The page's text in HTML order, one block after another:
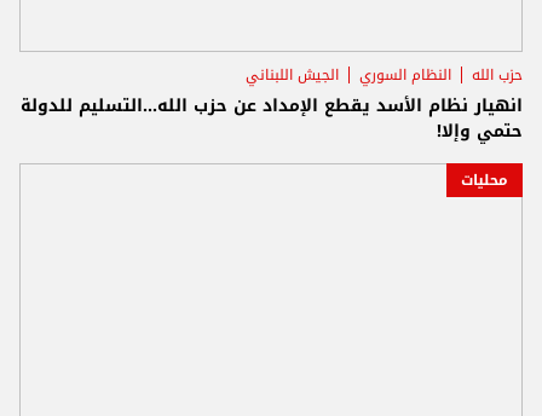
حزب الله النظام السوري الجيش اللبناني
انهيار نظام الأسد يقطع الإمداد عن حزب الله...التسليم للدولة
حتمي وإلا!
محليات